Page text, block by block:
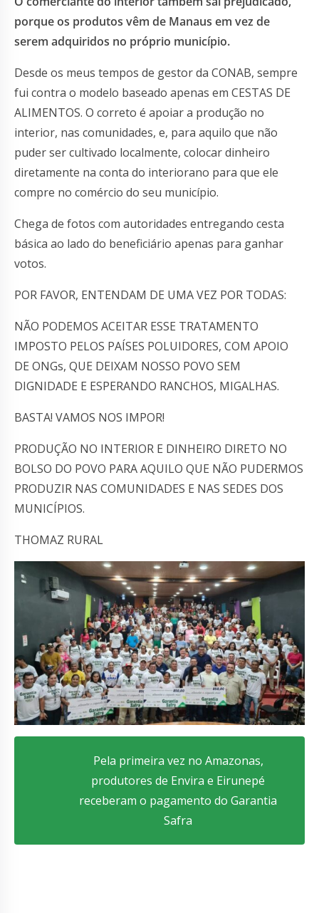
porque os produtos vêm de Manaus em vez de
serem adquiridos no próprio município.
Desde os meus tempos de gestor da CONAB, sempre
fui contra o modelo baseado apenas em CESTAS DE
ALIMENTOS. O correto é apoiar a produção no
interior, nas comunidades, e, para aquilo que não
puder ser cultivado localmente, colocar dinheiro
diretamente na conta do interiorano para que ele
compre no comércio do seu município.
Chega de fotos com autoridades entregando cesta
básica ao lado do beneficiário apenas para ganhar
votos.
POR FAVOR, ENTENDAM DE UMA VEZ POR TODAS:
NÃO PODEMOS ACEITAR ESSE TRATAMENTO
IMPOSTO PELOS PAÍSES POLUIDORES, COM APOIO
DE ONGs, QUE DEIXAM NOSSO POVO SEM
DIGNIDADE E ESPERANDO RANCHOS, MIGALHAS.
BASTA! VAMOS NOS IMPOR!
PRODUÇÃO NO INTERIOR E DINHEIRO DIRETO NO
BOLSO DO POVO PARA AQUILO QUE NÃO PUDERMOS
PRODUZIR NAS COMUNIDADES E NAS SEDES DOS
MUNICÍPIOS.
THOMAZ RURAL
Pela primeira vez no Amazonas,
produtores de Envira e Eirunepé
receberam o pagamento do Garantia
Safra